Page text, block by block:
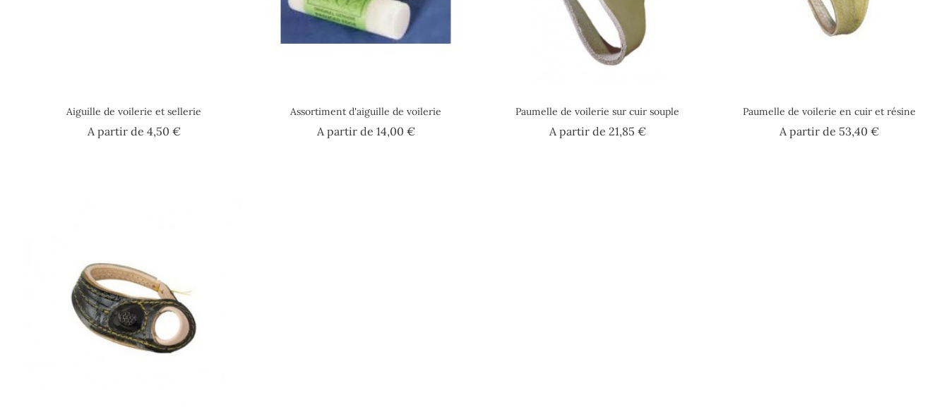
Aiguille de voilerie et sellerie
A partir de 4,50 €Prix
Assortiment d'aiguille de voilerie
A partir de 14,00 €Prix
Paumelle de voilerie sur cuir souple
A partir de 21,85 €Prix
Paumelle de voilerie en cuir et résine
A partir de 53,40 €Prix